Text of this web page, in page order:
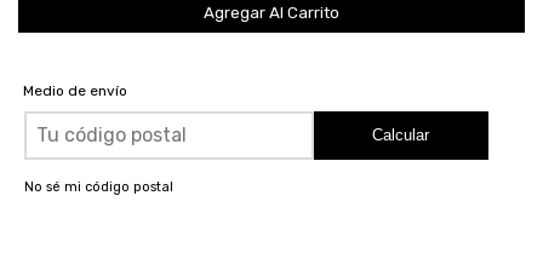
Medio de envío
Calcular
No sé mi código postal